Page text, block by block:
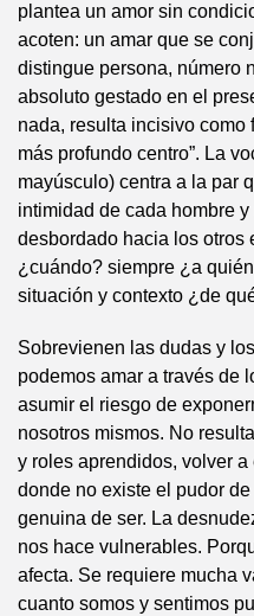
plantea un amor sin
acoten: un amar que se
distingue persona, número
absoluto gestado en el
nada, resulta incisivo como
más profundo centro”. La
mayúsculo) centra a la par
intimidad de cada hombre
desbordado hacia los otros
¿cuándo? siempre ¿a
situación y contexto ¿de
Sobrevienen las dudas y
podemos amar a través de
asumir el riesgo de
nosotros mismos. No
y roles aprendidos, volver
donde no existe el pudor
genuina de ser. La
nos hace vulnerables.
afecta. Se requiere mucha
cuanto somos y sentimos